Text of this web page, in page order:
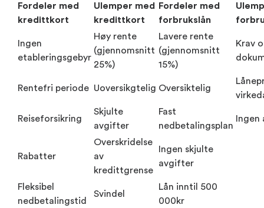
Fordeler med
kredittkort
Ulemper med
kredittkort
Fordeler med
forbrukslån
Ingen
etableringsgebyr
Høy rente
(gjennomsnitt
25%)
Lavere rente
(gjennomsnitt
15%)
Krav
Rentefri periode Uoversikgtelig Oversiktelig
Reiseforsikring
Skjulte
avgifter
Fast
nedbetalingsplan
Rabatter
Overskridelse
av
kredittgrense
Ingen skjulte
avgifter
Fleksibel
nedbetalingstid
Svindel
Lån inntil 500
000kr